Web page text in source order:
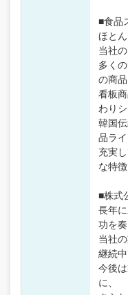
■食品
ほと
当社の
多く
の商品
看板
わりシ
韓国
品ラ
充実
な特徴
■株式
長年
功を奏
当社
継続中
今後
に、